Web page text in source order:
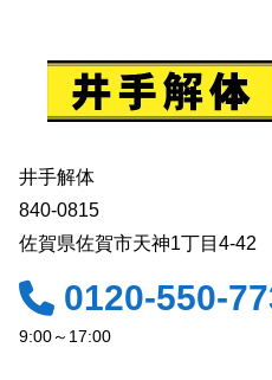
井手解体
840-0815
佐賀県佐賀市天神1丁目4-42
0120-550-
9:00～17:00